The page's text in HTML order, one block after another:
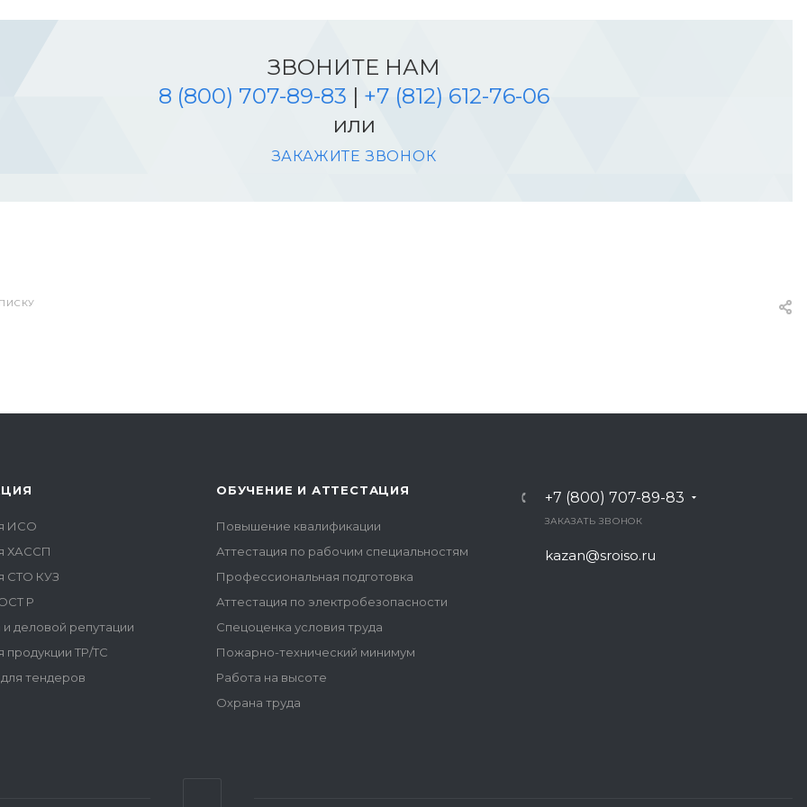
ЗВОНИТЕ НАМ
8 (800) 707-89-83 | +7 (812) 612-76-06
или
ЗАКАЖИТЕ ЗВОНОК
ИСО
ХАССП
СТО КУЗ
Р
деловой репутации
продукции ТР/ТС
тендеров
ОБУЧЕНИЕ И АТТЕСТАЦИЯ
Повышение квалификации
Аттестация по рабочим специальностям
Профессиональная подготовка
Аттестация по электробезопасности
Спецоценка условия труда
Пожарно-технический минимум
Работа на высоте
Охрана труда
+7 (800) 707-89-83
ЗАКАЗАТЬ ЗВОНОК
kazan@sroiso.ru